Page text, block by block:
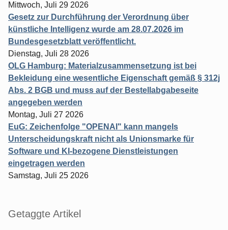
Mittwoch, Juli 29 2026
Gesetz zur Durchführung der Verordnung über
künstliche Intelligenz wurde am 28.07.2026 im
Bundesgesetzblatt veröffentlicht.
Dienstag, Juli 28 2026
OLG Hamburg: Materialzusammensetzung ist bei
Bekleidung eine wesentliche Eigenschaft gemäß § 312j
Abs. 2 BGB und muss auf der Bestellabgabeseite
angegeben werden
Montag, Juli 27 2026
EuG: Zeichenfolge "OPENAI" kann mangels
Unterscheidungskraft nicht als Unionsmarke für
Software und KI-bezogene Dienstleistungen
eingetragen werden
Samstag, Juli 25 2026
Getaggte Artikel